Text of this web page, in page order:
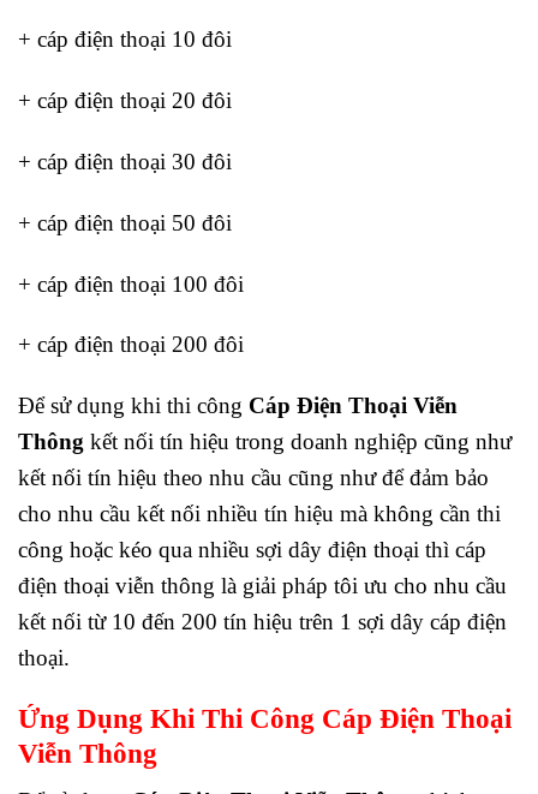
+ cáp điện thoại 10 đôi
+ cáp điện thoại 20 đôi
+ cáp điện thoại 30 đôi
+ cáp điện thoại 50 đôi
+ cáp điện thoại 100 đôi
+ cáp điện thoại 200 đôi
Để sử dụng khi thi công Cáp Điện Thoại Viễn
Thông kết nối tín hiệu trong doanh nghiệp cũng như
kết nối tín hiệu theo nhu cầu cũng như để đảm bảo
cho nhu cầu kết nối nhiều tín hiệu mà không cần thi
công hoặc kéo qua nhiều sợi dây điện thoại thì cáp
điện thoại viễn thông là giải pháp tôi ưu cho nhu cầu
kết nối từ 10 đến 200 tín hiệu trên 1 sợi dây cáp điện
thoại.
Ứng Dụng Khi Thi Công Cáp Điện Thoại
Viễn Thông